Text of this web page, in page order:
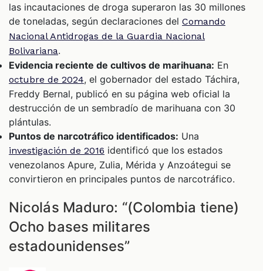
las incautaciones de droga superaron las 30 millones
de toneladas, según declaraciones del Comando
Nacional Antidrogas de la Guardia Nacional
Bolivariana.
Evidencia reciente de cultivos de marihuana: En
octubre de 2024, el gobernador del estado Táchira,
Freddy Bernal, publicó en su página web oficial la
destrucción de un sembradío de marihuana con 30
plántulas.
Puntos de narcotráfico identificados: Una
investigación de 2016 identificó que los estados
venezolanos Apure, Zulia, Mérida y Anzoátegui se
convirtieron en principales puntos de narcotráfico.
Nicolás Maduro: “(Colombia tiene)
Ocho bases militares
estadounidenses”